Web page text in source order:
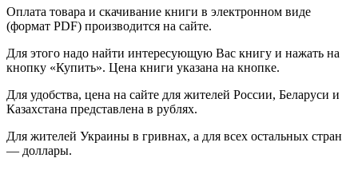
Оплата товара и скачивание книги в электронном виде
(формат PDF) производится на сайте.
Для этого надо найти интересующую Вас книгу и нажать на
кнопку «Купить». Цена книги указана на кнопке.
Для удобства, цена на сайте для жителей России, Беларуси и
Казахстана представлена в рублях.
Для жителей Украины в гривнах, а для всех остальных стран
— доллары.